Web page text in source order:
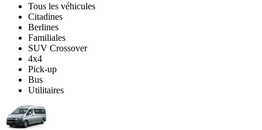
Tous les véhicules
Citadines
Berlines
Familiales
SUV Crossover
4x4
Pick-up
Bus
Utilitaires